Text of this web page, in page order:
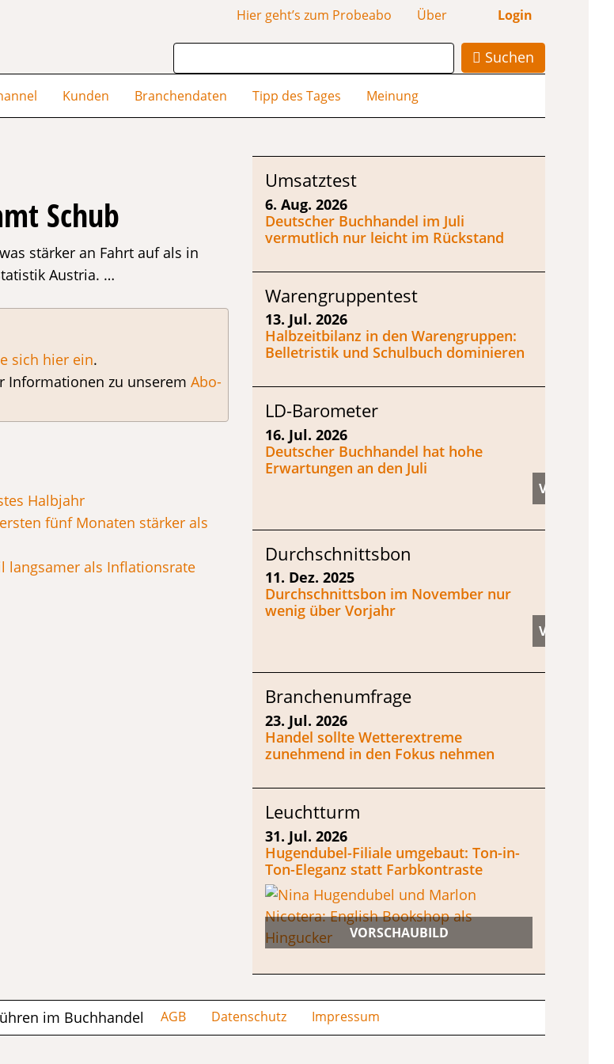
Hier geht’s zum Probeabo Über Login
Suchen
Kunden Branchendaten Tipp des Tages Meinung
Schub
stärker an Fahrt auf als in
Austria. …
sich hier ein.
Informationen zu unserem Abo-
Halbjahr
fünf Monaten stärker als
langsamer als Inflationsrate
Umsatztest
6. Aug. 2026
Deutscher Buchhandel im Juli
vermutlich nur leicht im Rückstand
Warengruppentest
13. Jul. 2026
Halbzeitbilanz in den Warengruppen:
Belletristik und Schulbuch dominieren
LD-Barometer
16. Jul. 2026
Deutscher Buchhandel hat hohe
Erwartungen an den Juli
Durchschnittsbon
11. Dez. 2025
Durchschnittsbon im November nur
wenig über Vorjahr
Branchenumfrage
23. Jul. 2026
Handel sollte Wetterextreme
zunehmend in den Fokus nehmen
Leuchtturm
31. Jul. 2026
Hugendubel-Filiale umgebaut: Ton-in-
Ton-Eleganz statt Farbkontraste
im Buchhandel AGB Datenschutz Impressum